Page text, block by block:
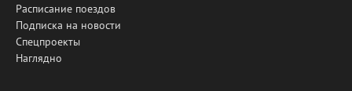
Расписание поездов
Подписка на новости
Спецпроекты
Наглядно